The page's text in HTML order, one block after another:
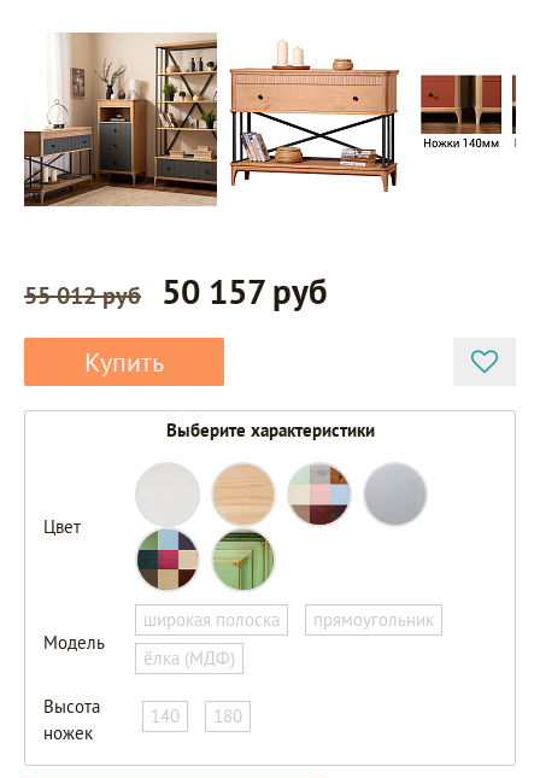
55 012 руб 50 157 руб
Купить
Выберите характеристики
Цвет
Модель
широкая полоска
прямоугольник
ёлка (МДФ)
Высота
ножек
140 180